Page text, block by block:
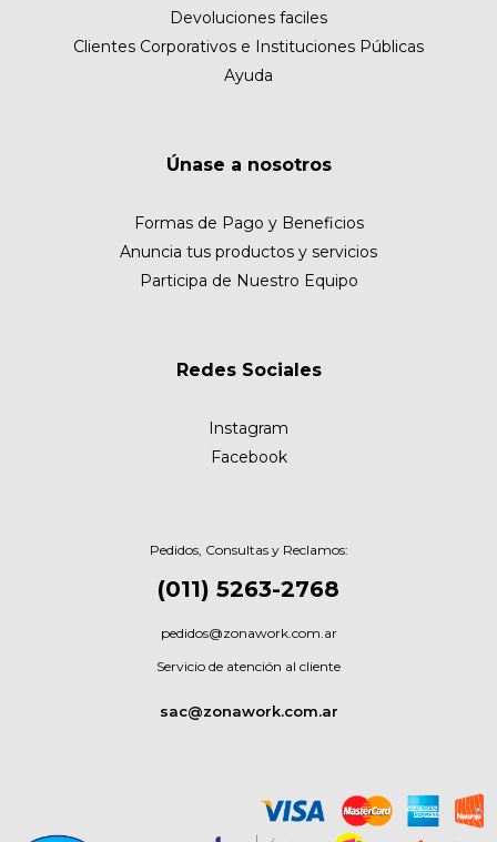
Devoluciones faciles
Clientes Corporativos e Instituciones Públicas
Ayuda
Únase a nosotros
Formas de Pago y Beneficios
Anuncia tus productos y servicios
Participa de Nuestro Equipo
Redes Sociales
Instagram
Facebook
Pedidos, Consultas y Reclamos:
(011) 5263-2768
pedidos@zonawork.com.ar
Servicio de atención al cliente
sac@zonawork.com.ar